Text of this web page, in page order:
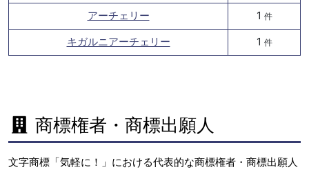
アーチェリー 1 件
キガルニアーチェリー 1 件
商標権者・商標出願人
文字商標「気軽に！」における代表的な商標権者・商標出願人